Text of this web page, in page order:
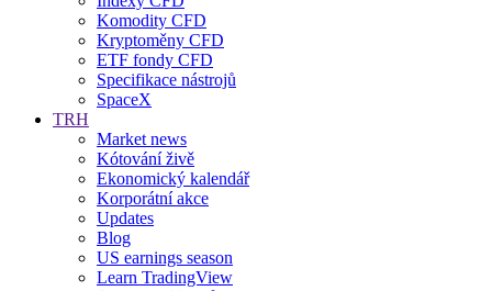
Komodity CFD
Kryptoměny CFD
ETF fondy CFD
Specifikace nástrojů
SpaceX
TRH
Market news
Kótování živě
Ekonomický kalendář
Korporátní akce
Updates
Blog
US earnings season
Learn TradingView